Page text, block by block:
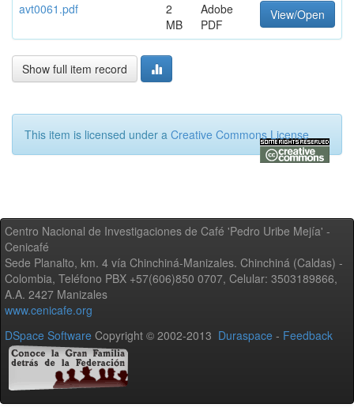
avt0061.pdf
2
MB
Adobe
PDF
View/Open
Show full item record
This item is licensed under a Creative Commons License
Centro Nacional de Investigaciones de Café 'Pedro Uribe Mejía' -
Cenicafé
Sede Planalto, km. 4 vía Chinchiná-Manizales. Chinchiná (Caldas) -
Colombia, Teléfono PBX +57(606)850 0707, Celular: 3503189866,
A.A. 2427 Manizales
www.cenicafe.org
DSpace Software Copyright © 2002-2013 Duraspace - Feedback